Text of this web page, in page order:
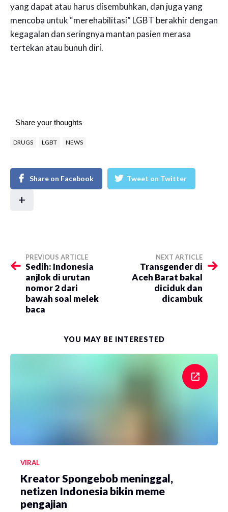
yang dapat atau harus disembuhkan, dan juga yang
mencoba untuk “merehabilitasi” LGBT berakhir dengan
kegagalan dan seringnya mantan pasien merasa
tertekan atau bunuh diri.
Share your thoughts
DRUGS LGBT NEWS
Share on Facebook Tweet on Twitter
+
PREVIOUS ARTICLE
Sedih: Indonesia
anjlok di urutan
nomor 2 dari
bawah soal melek
baca
NEXT ARTICLE
Transgender di
Aceh Barat bakal
diciduk dan
dicambuk
YOU MAY BE INTERESTED
VIRAL
Kreator Spongebob meninggal,
netizen Indonesia bikin meme
pengajian